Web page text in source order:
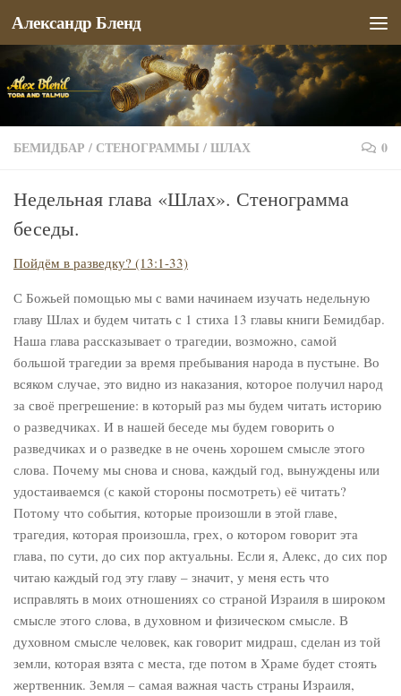
Перейти к содержимому
Александр Бленд
БЕМИДБАР /СТЕНОГРАММЫ/ШЛАХ 0
Недельная глава «Шлах». Стенограмма
беседы.
Пойдём в разведку? (13:1-33)
С Божьей помощью мы с вами начинаем изучать недельную
главу Шлах и будем читать с 1 стиха 13 главы книги Бемидбар.
Наша глава рассказывает о трагедии, возможно, самой
большой трагедии за время пребывания народа в пустыне. Во
всяком случае, это видно из наказания, которое получил народ
за своё прегрешение: в который раз мы будем читать историю
о разведчиках. И в нашей беседе мы будем говорить о
разведчиках и о разведке в не очень хорошем смысле этого
слова. Почему мы снова и снова, каждый год, вынуждены или
удостаиваемся (с какой стороны посмотреть) её читать?
Потому что события, которые произошли в этой главе,
трагедия, которая произошла, грех, о котором говорит эта
глава, по сути, до сих пор актуальны. Если я, Алекс, до сих пор
читаю каждый год эту главу – значит, у меня есть что
исправлять в моих отношениях со страной Израиля в широком
смысле этого слова, в духовном и физическом смысле. В
духовном смысле человек, как говорит мидраш, сделан из той
земли, которая взята с места, где потом в Храме будет стоять
жертвенник. Земля – самая важная часть страны Израиля,